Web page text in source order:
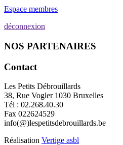
Espace membres
déconnexion
NOS PARTENAIRES
Contact
Les Petits Débrouillards
38, Rue Vogler 1030 Bruxelles
Tél : 02.268.40.30
Fax 022624529
info(@)lespetitsdebrouillards.be
Réalisation Vertige asbl